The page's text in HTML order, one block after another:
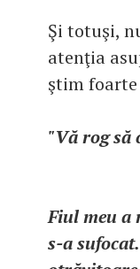
Şi totuşi,
atenţia
ştim
"Vă rog să
Fiul meu a
s-a